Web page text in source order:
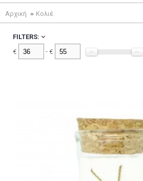
Αρχική Κολιέ
FILTERS:
€
- €